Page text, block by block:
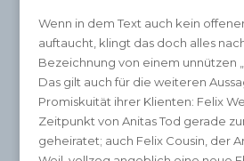
Wenn in dem Text auch kein
auftaucht, klingt das doch alles
Bezeichnung von einem unnützen
Das gilt auch für die weiteren
Promiskuität ihrer Klienten: Felix
Zeitpunkt von Anitas Tod gerade
geheiratet; auch Felix Cousin, der